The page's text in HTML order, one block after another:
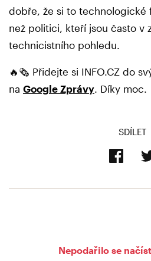
dobře, že si to technologické
než politici, kteří jsou často v
technicistního pohledu.
🔥🗞️ Přidejte si INFO.CZ do
na Google Zprávy . Díky moc.
SDÍLET
Nepodařilo se